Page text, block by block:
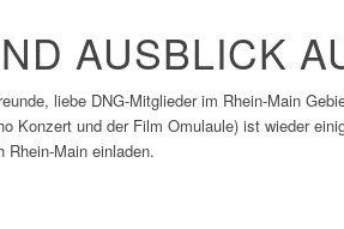
AUSBLICK
liebe DNG-Mitglieder im Rhein-Main
Konzert und der Film Omulaule) ist wieder
Main einladen.